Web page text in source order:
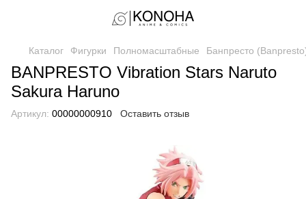
Каталог Фигурки Полномасштабные Банпресто
BANPRESTO Vibration Stars Naruto
Sakura Haruno
Артикул: 00000000910 Оставить отзыв